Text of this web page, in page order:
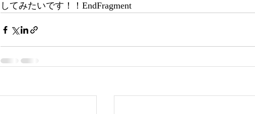
してみたいです！！EndFragment